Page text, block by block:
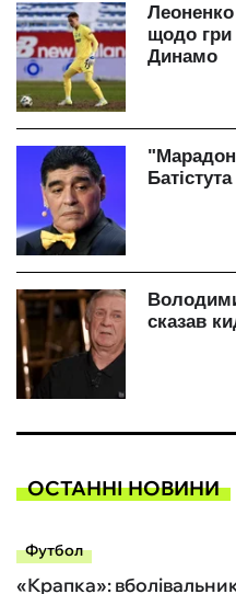
ОСТАННІ НОВИНИ
Футбол
«Крапка»: